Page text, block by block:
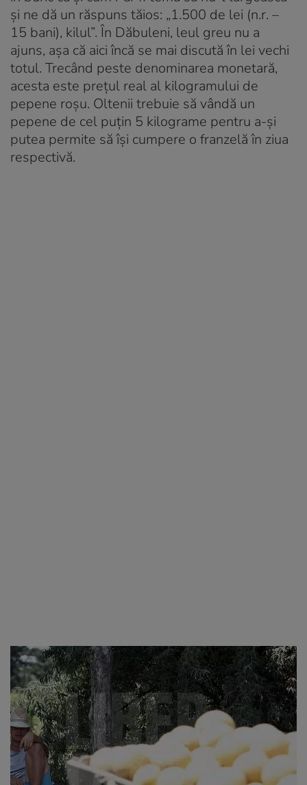
și ne dă un răspuns tăios: „1.500 de lei (n.r. –
15 bani), kilul”. În Dăbuleni, leul greu nu a
ajuns, așa că aici încă se mai discută în lei vechi
totul. Trecând peste denominarea monetară,
acesta este prețul real al kilogramului de
pepene roșu. Oltenii trebuie să vândă un
pepene de cel puțin 5 kilograme pentru a-și
putea permite să își cumpere o franzelă în ziua
respectivă.